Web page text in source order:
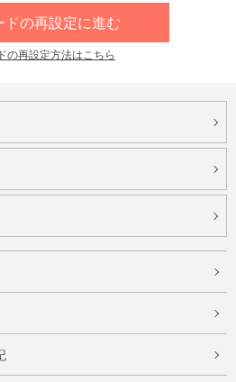
ドの再設定に進む
の再設定方法はこちら